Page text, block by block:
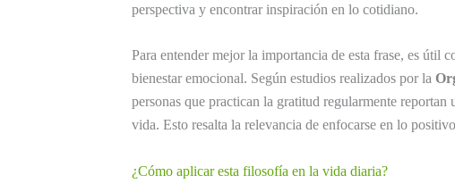
perspectiva y encontrar inspiración en lo cotidiano.
Para entender mejor la importancia de esta frase, es útil
bienestar emocional. Según estudios realizados por la
personas que practican la gratitud regularmente
vida. Esto resalta la relevancia de enfocarse en lo
¿Cómo aplicar esta filosofía en la vida diaria?